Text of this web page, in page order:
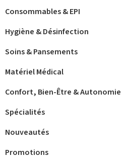
Consommables & EPI
Hygiène & Désinfection
Soins & Pansements
Matériel Médical
Confort, Bien-Être & Autonomie
Spécialités
Nouveautés
Promotions